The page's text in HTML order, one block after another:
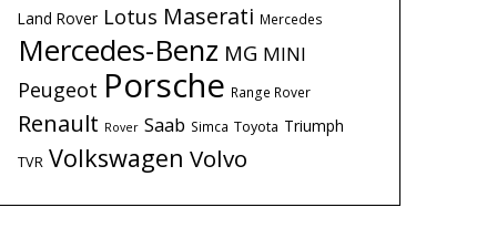
Land Rover Lotus Maserati Mercedes
Mercedes-Benz MG MINI
Peugeot Porsche Range Rover
Renault Rover Saab Simca Toyota Triumph
TVR Volkswagen Volvo